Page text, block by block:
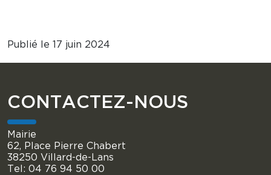
Publié le 17 juin 2024
CONTACTEZ-NOUS
Mairie
62, Place Pierre Chabert
38250 Villard-de-Lans
Tel: 04 76 94 50 00